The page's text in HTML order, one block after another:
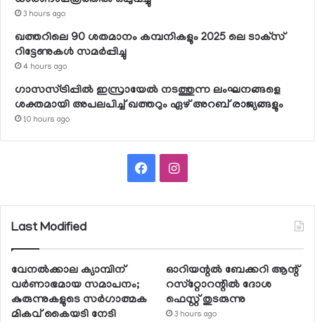
3 hours ago
ഖത്തറിലെ 90 ശതമാനം കമ്പനികളും 2025 ലെ ടാക്‌സ്
റിട്ടേണുകള്‍ സമര്‍പ്പിച്ചു
4 hours ago
ഗാസസ്ട്രിപ്പില്‍ ഇസ്രായേല്‍ നടത്തുന്ന ലംഘനങ്ങളെ
ശക്തമായി അപലപിച്ച് ഖത്തറും ഏഴ് അറബ് രാജ്യങ്ങളും
10 hours ago
FacebookInstagram
Last Modified
വേനല്‍ക്കാല ക്യാമ്പിന്
വര്‍ണാഭമായ സമാപനം;
കുരുന്നുകളുടെ സര്‍ഗാത്മക
മികവ് കൈയടി നേടി
ഓറിയന്റല്‍ ബേക്കറി ആന്റ്
റസ്‌റ്റോറന്റില്‍ ദോശ
ഫെസ്റ്റ് തുടരുന്നു
3 hours ago